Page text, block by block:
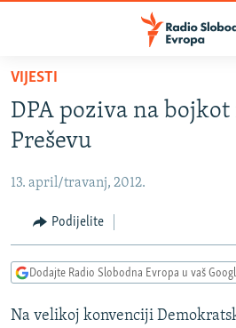
Pređite
glavni
sadržaj
na
navigaciju
Pređite
na
BOSNA I HERCEGOVINA
KOSOVO
CRNA GORA
VIDEO
FOTOGALERIJE
PODCASTI
RAT U UKRAJINI
VIJESTI
DPA poziva na
Preševu
13. april/travanj, 2012.
Podijelite
Dodajte Radio Slobodna Evropa u vaš
Na velikoj konvenciji